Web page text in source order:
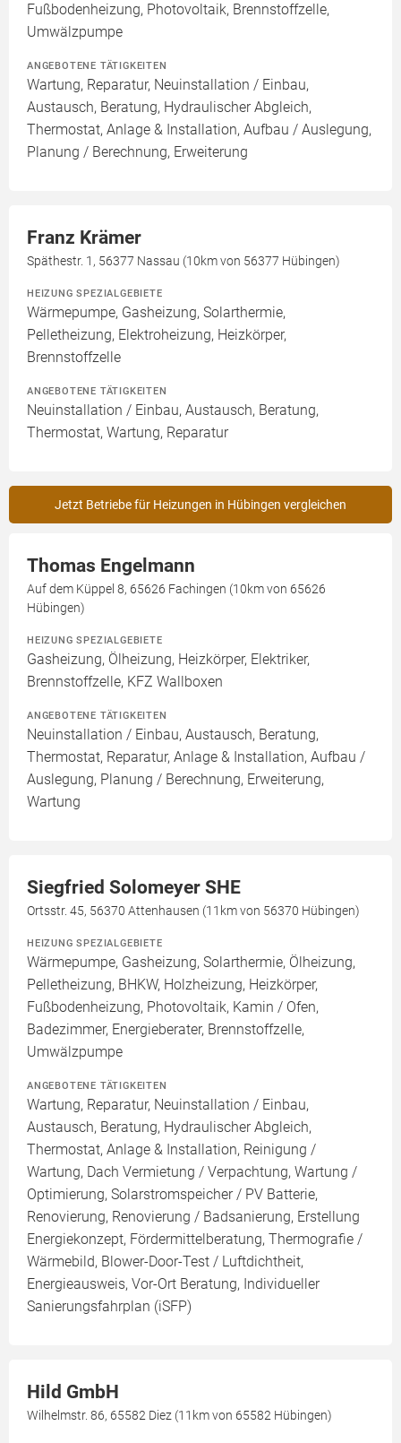
Fußbodenheizung, Photovoltaik, Brennstoffzelle,
Umwälzpumpe
ANGEBOTENE TÄTIGKEITEN
Wartung, Reparatur, Neuinstallation / Einbau,
Austausch, Beratung, Hydraulischer Abgleich,
Thermostat, Anlage & Installation, Aufbau / Auslegung,
Planung / Berechnung, Erweiterung
Franz Krämer
Späthestr. 1, 56377 Nassau (10km von 56377 Hübingen)
HEIZUNG SPEZIALGEBIETE
Wärmepumpe, Gasheizung, Solarthermie,
Pelletheizung, Elektroheizung, Heizkörper,
Brennstoffzelle
ANGEBOTENE TÄTIGKEITEN
Neuinstallation / Einbau, Austausch, Beratung,
Thermostat, Wartung, Reparatur
Jetzt Betriebe für Heizungen in Hübingen vergleichen
Thomas Engelmann
Auf dem Küppel 8, 65626 Fachingen (10km von 65626
Hübingen)
HEIZUNG SPEZIALGEBIETE
Gasheizung, Ölheizung, Heizkörper, Elektriker,
Brennstoffzelle, KFZ Wallboxen
ANGEBOTENE TÄTIGKEITEN
Neuinstallation / Einbau, Austausch, Beratung,
Thermostat, Reparatur, Anlage & Installation, Aufbau /
Auslegung, Planung / Berechnung, Erweiterung,
Wartung
Siegfried Solomeyer SHE
Ortsstr. 45, 56370 Attenhausen (11km von 56370 Hübingen)
HEIZUNG SPEZIALGEBIETE
Wärmepumpe, Gasheizung, Solarthermie, Ölheizung,
Pelletheizung, BHKW, Holzheizung, Heizkörper,
Fußbodenheizung, Photovoltaik, Kamin / Ofen,
Badezimmer, Energieberater, Brennstoffzelle,
Umwälzpumpe
ANGEBOTENE TÄTIGKEITEN
Wartung, Reparatur, Neuinstallation / Einbau,
Austausch, Beratung, Hydraulischer Abgleich,
Thermostat, Anlage & Installation, Reinigung /
Wartung, Dach Vermietung / Verpachtung, Wartung /
Optimierung, Solarstromspeicher / PV Batterie,
Renovierung, Renovierung / Badsanierung, Erstellung
Energiekonzept, Fördermittelberatung, Thermografie /
Wärmebild, Blower-Door-Test / Luftdichtheit,
Energieausweis, Vor-Ort Beratung, Individueller
Sanierungsfahrplan (iSFP)
Hild GmbH
Wilhelmstr. 86, 65582 Diez (11km von 65582 Hübingen)